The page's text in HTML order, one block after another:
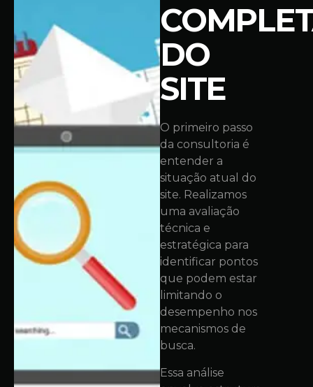
DO
SITE
O primeiro passo
da consultoria é
entender a
situação atual do
site. Realizamos
uma avaliação
técnica e
estratégica para
identificar pontos
que podem estar
limitando o
desempenho nos
mecanismos de
busca.
Essa análise